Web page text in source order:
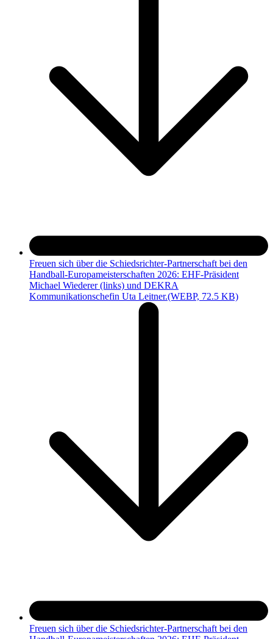
Freuen sich über die Schiedsrichter-Partnerschaft bei den
Handball-Europameisterschaften 2026: EHF-Präsident
Michael Wiederer (links) und DEKRA
Kommunikationschefin Uta Leitner.(WEBP, 72.5 KB)
Freuen sich über die Schiedsrichter-Partnerschaft bei den